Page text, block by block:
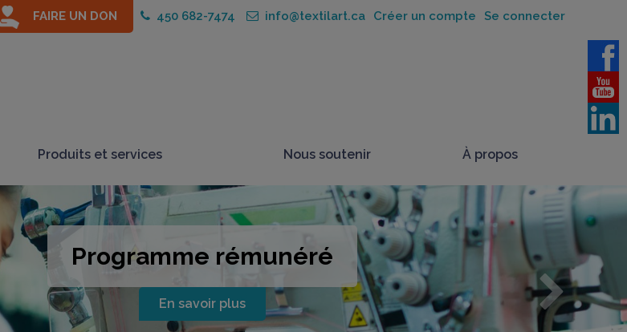
FAIRE UN DON 450 682-7474 info@textilart.ca Créer un compte Se connecter
Produits et services Nous soutenir À propos
Programme rémunéré
En savoir plus